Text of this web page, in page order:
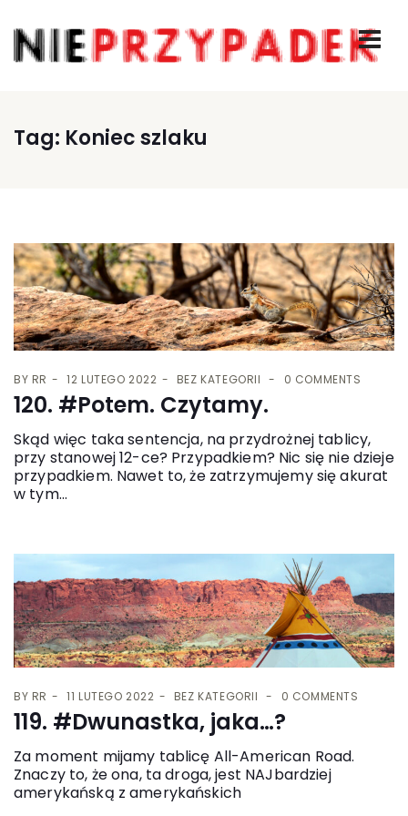
Tag: Koniec szlaku
BY RR 12 LUTEGO 2022 BEZ KATEGORII 0 COMMENTS
120. #Potem. Czytamy.
Skąd więc taka sentencja, na przydrożnej tablicy,
przy stanowej 12-ce? Przypadkiem? Nic się nie dzieje
przypadkiem. Nawet to, że zatrzymujemy się akurat
w tym...
BY RR 11 LUTEGO 2022 BEZ KATEGORII 0 COMMENTS
119. #Dwunastka, jaka…?
Za moment mijamy tablicę All-American Road.
Znaczy to, że ona, ta droga, jest NAJbardziej
amerykańską z amerykańskich